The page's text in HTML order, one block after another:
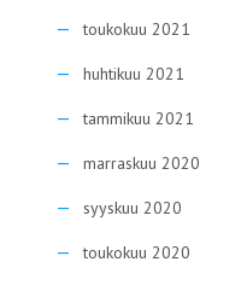
toukokuu 2021
huhtikuu 2021
tammikuu 2021
marraskuu 2020
syyskuu 2020
toukokuu 2020